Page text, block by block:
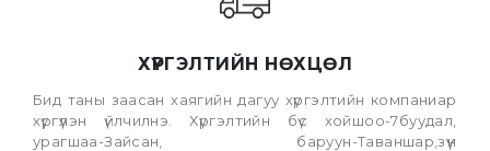
ХҮРГЭЛТИЙН НӨХЦӨЛ
Бид таны заасан хаягийн дагуу хүргэлтийн компаниар
хүргүүлэн үйлчилнэ. Хүргэлтийн бүс хойшоо-7буудал,
урагшаа-Зайсан, баруун-Таваншар,зүүн